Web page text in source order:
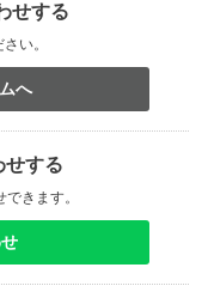
せする
い。
へ
せする
きます。